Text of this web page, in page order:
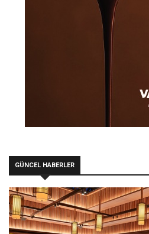
GÜNCEL HABERLER